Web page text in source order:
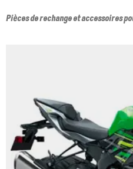
Pièces de rechange et accessoires